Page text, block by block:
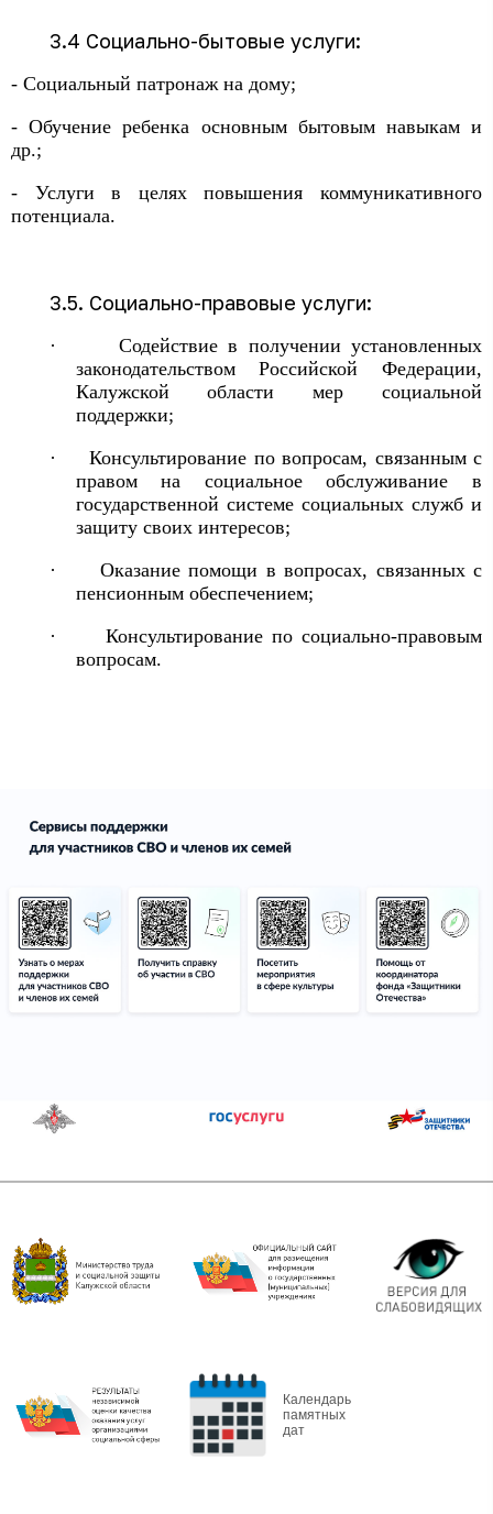
3.4 Социально-бытовые услуги:
- Социальный патронаж на дому;
- Обучение ребенка основным бытовым навыкам и
др.;
- Услуги в целях повышения коммуникативного
потенциала.
3.5. Социально-правовые услуги:
·
Содействие в получении установленных
законодательством Российской Федерации,
Калужской области мер социальной
поддержки;
·
Консультирование по вопросам, связанным с
правом на социальное обслуживание в
государственной системе социальных служб и
защиту своих интересов;
·
Оказание помощи в вопросах, связанных с
пенсионным обеспечением;
·
Консультирование по социально-правовым
вопросам.
Календарь
памятных
дат